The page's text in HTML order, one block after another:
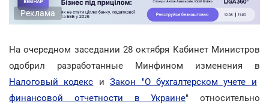
Реклама
На очередном заседании 28 октября Кабинет Министров
одобрил разработанные Минфином изменения в
Налоговый кодекс иЗакон "О бухгалтерском учете и
финансовой отчетности в Украине" относительно